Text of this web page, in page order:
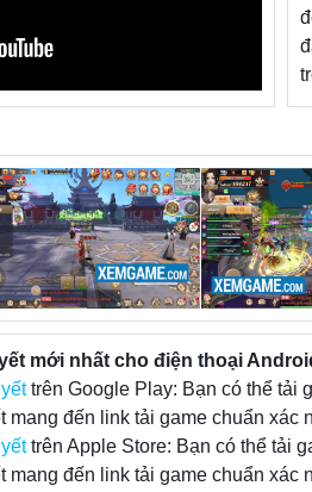
mới nhất cho điện thoại
trên Google Play: Bạn có thể tải
mang đến link tải game chuẩn xác
trên Apple Store: Bạn có thể tải
mang đến link tải game chuẩn xác